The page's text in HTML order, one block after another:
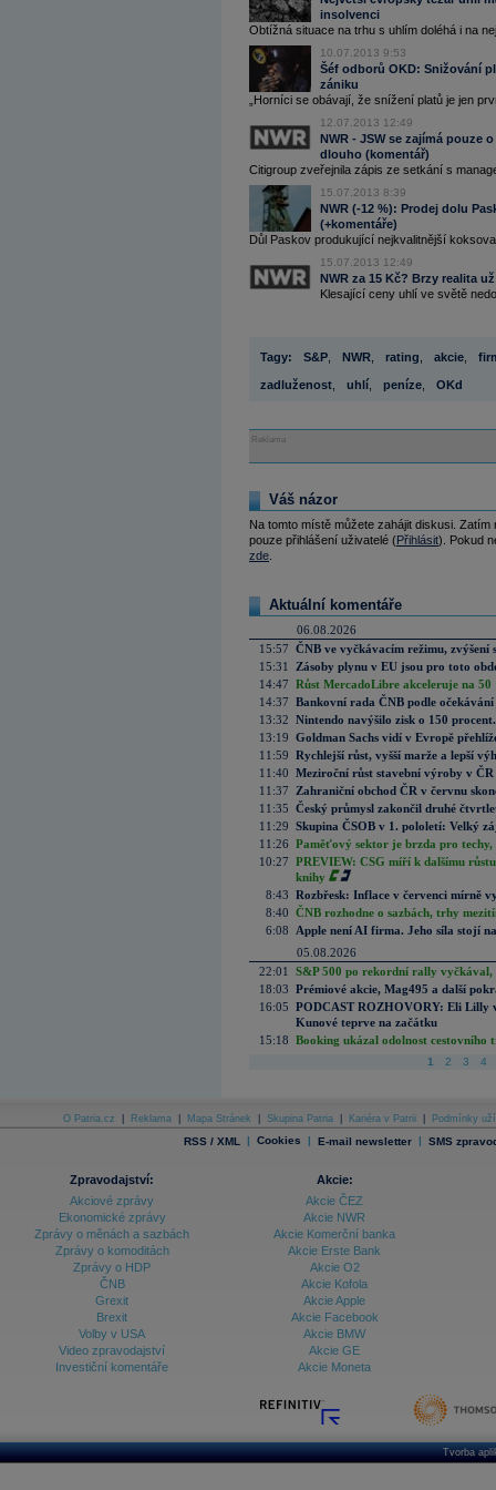
insolvenci
Obtížná situace na trhu s uhlím doléhá i na
10.07.2013 9:53
Šéf odborů OKD: Snižování
zániku
„Horníci se obávají, že snížení platů je jen
12.07.2013 12:49
NWR - JSW se zajímá pouze
dlouho (komentář)
Citigroup zveřejnila zápis ze setkání s
15.07.2013 8:39
NWR (-12 %): Prodej dolu
(+komentáře)
Důl Paskov produkující nejkvalitnější
15.07.2013 12:49
NWR za 15 Kč? Brzy realita
Klesající ceny uhlí ve světě
Tagy: S&P NWR rating akcie
zadluženost uhlí peníze OKd
Reklama
Váš názor
Na tomto místě můžete zahájit diskusi.
pouze přihlášení uživatelé (Přihlásit). Pokud
zde
Aktuální komentáře
06.08.2026
15:57 ČNB ve vyčkávacím režimu, zvýšení
15:31
Zásoby plynu v EU jsou pro toto
14:47 Růst MercadoLibre akceleruje na
14:37 Bankovní rada ČNB podle
13:32 Nintendo navýšilo zisk o 150
13:19 Goldman Sachs vidí v Evropě
11:59 Rychlejší růst, vyšší marže a lepší
11:40 Meziroční růst stavební výroby v
11:37
Zahraniční obchod ČR v červnu
11:35 Český průmysl zakončil druhé
11:29 Skupina ČSOB v 1. pololetí: Velký
11:26 Paměťový sektor je brzda pro techy,
10:27 PREVIEW: CSG míří k dalšímu
knihy
8:43 Rozbřesk: Inflace v červenci mírně
8:40 ČNB rozhodne o sazbách, trhy
6:08
Apple není AI firma. Jeho síla stojí
05.08.2026
22:01
S&P 500 po rekordní rally vyčkával,
18:03 Prémiové akcie, Mag495 a další
16:05 PODCAST ROZHOVORY: Eli Lilly
Kunové teprve na začátku
15:18 Booking ukázal odolnost cestovního
1 2 3 4
O Patria.cz Reklama Mapa Stránek Skupina Patria Kariéra v Patrii Podmínky
RSS / XML | Cookies | E-mail newsletter | SMS
Zpravodajství:
Akciové zprávy
Ekonomické zprávy
Zprávy o měnách a sazbách
Zprávy o komoditách
Zprávy o HDP
ČNB
Grexit
Brexit
Volby v USA
Video zpravodajství
Investiční komentáře
Akcie:
Akcie ČEZ
Akcie NWR
Akcie Komerční banka
Akcie Erste Bank
Akcie O2
Akcie Kofola
Akcie Apple
Akcie Facebook
Akcie BMW
Akcie GE
Akcie Moneta
Tvorba